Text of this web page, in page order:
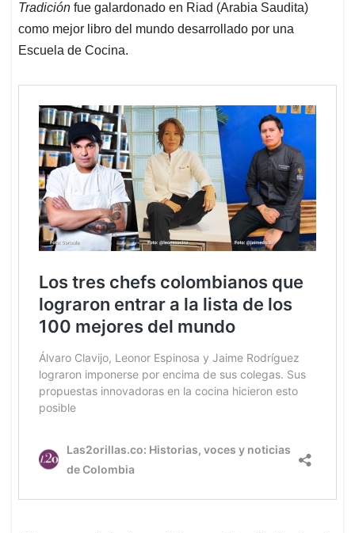
Tradición fue galardonado en Riad (Arabia Saudita)
como mejor libro del mundo desarrollado por una
Escuela de Cocina.